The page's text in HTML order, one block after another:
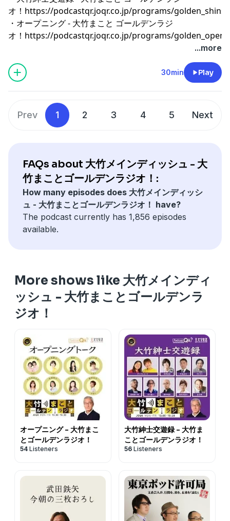
オ！ ⁠⁠⁠⁠⁠⁠⁠⁠⁠⁠⁠⁠⁠⁠⁠⁠⁠⁠⁠⁠⁠⁠⁠⁠⁠⁠⁠⁠⁠⁠⁠⁠⁠⁠⁠⁠⁠⁠⁠⁠⁠⁠⁠⁠⁠⁠⁠⁠⁠⁠⁠⁠⁠⁠⁠⁠⁠⁠⁠⁠⁠⁠⁠⁠⁠⁠⁠⁠⁠⁠⁠⁠⁠⁠⁠⁠⁠⁠⁠⁠⁠⁠⁠⁠⁠⁠⁠⁠⁠⁠⁠⁠⁠⁠⁠⁠⁠⁠⁠⁠⁠⁠⁠⁠⁠⁠⁠⁠⁠⁠⁠⁠⁠⁠⁠⁠⁠⁠⁠⁠⁠⁠⁠⁠⁠⁠⁠⁠⁠⁠⁠⁠⁠⁠⁠⁠⁠⁠⁠⁠⁠⁠⁠⁠⁠⁠⁠⁠⁠⁠⁠⁠https://podcastqr.joqr.co.jp/programs/
・オープニング - 大竹まこと ゴールデンラジ
オ！ ⁠⁠⁠⁠⁠⁠⁠⁠⁠⁠⁠⁠⁠⁠⁠⁠⁠⁠⁠⁠⁠⁠⁠⁠⁠⁠⁠⁠⁠⁠⁠⁠⁠⁠⁠⁠⁠⁠⁠⁠⁠⁠⁠⁠⁠⁠⁠⁠⁠⁠⁠⁠⁠⁠⁠⁠⁠⁠⁠⁠⁠⁠⁠⁠⁠⁠⁠⁠⁠⁠⁠⁠⁠⁠⁠⁠⁠⁠⁠⁠⁠⁠⁠⁠⁠⁠⁠⁠⁠⁠⁠⁠⁠⁠⁠⁠⁠⁠⁠⁠⁠⁠⁠⁠⁠⁠⁠⁠⁠⁠⁠⁠⁠⁠⁠⁠⁠⁠⁠⁠⁠⁠⁠⁠⁠⁠⁠⁠⁠⁠⁠⁠⁠⁠⁠⁠⁠⁠⁠⁠⁠⁠⁠⁠⁠⁠⁠⁠⁠⁠⁠⁠https://podcastqr.joqr.co.jp/programs/
...more
30min Play
Prev 1 2 3 4 5 Next
FAQs about 大竹メインディッシュ - 大
竹まことゴールデンラジオ！:
How many episodes does 大竹メインディッシ
ュ - 大竹まことゴールデンラジオ！ have?
The podcast currently has 1,856 episodes
available.
More shows like 大竹メインディ
ッシュ - 大竹まことゴールデンラ
ジオ！
オープニング - 大竹まこ
とゴールデンラジオ！
54 Listeners
大竹紳士交遊録 - 大竹ま
ことゴールデンラジオ！
56 Listeners